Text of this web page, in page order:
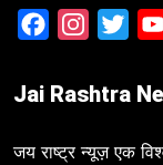
FacebookInstagram
Jai Rashtra
जय राष्ट्र न्यूज़ एक